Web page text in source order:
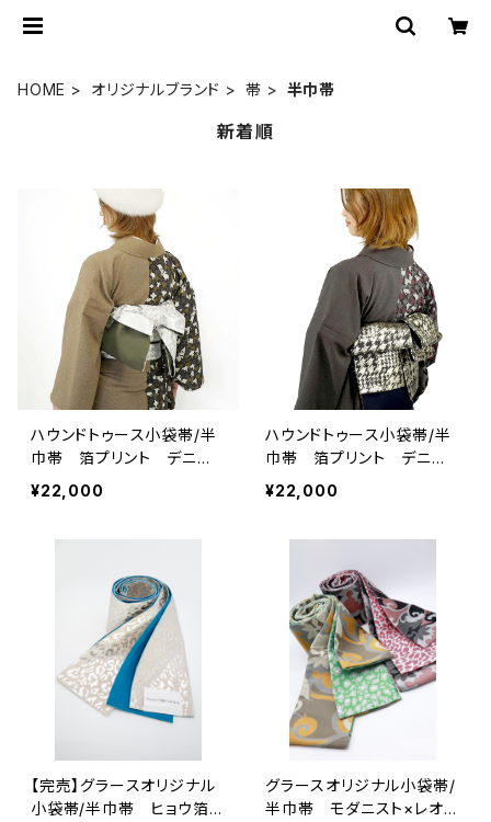
HOME オリジナルブランド 帯 半巾帯
新着順
ハウンドトゥース小袋帯/半
巾帯 箔プリント デニ
ム ホワイト
¥22,000
ハウンドトゥース小袋帯/半
巾帯 箔プリント デニ
ム ブラック
¥22,000
【完売】グラースオリジナル
小袋帯/半巾帯 ヒョウ箔プ
グラースオリジナル小袋帯/
半巾帯 モダニスト×レオパ